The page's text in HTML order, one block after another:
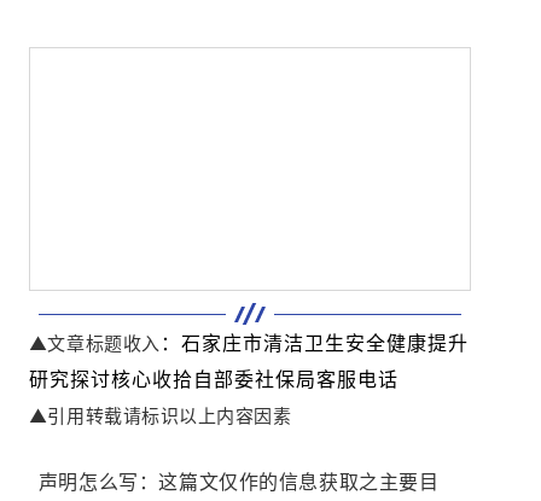
▲文章标题收入 ：石家庄市清洁卫生安全健康提升
研究探讨核心收拾自部委社保局客服电话
▲引用转载请标识以上内容因素
声明怎么写：这篇文仅作的信息获取之主要目